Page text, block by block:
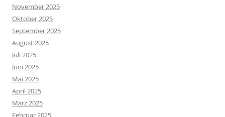
November 2025
Oktober 2025
September 2025
August 2025
Juli 2025
Juni 2025
Mai 2025
April 2025
März 2025
Februar 2025